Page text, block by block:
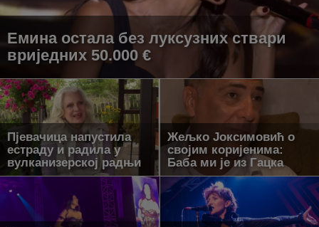
Емина остала без луксузних ствари
вриједних 50.000 €
Пјевачица напустила
естраду и радила у
вулканизерској радњи
Жељко Јоксимовић о
својим коријенима:
Баба ми је из Гацка